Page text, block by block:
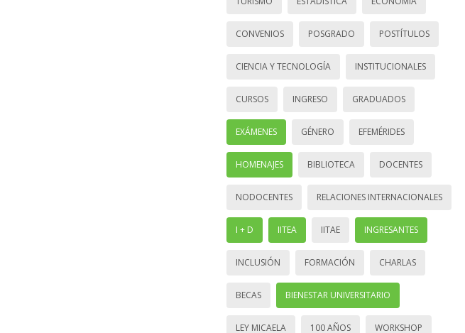
CONVENIOS POSGRADO POSTÍTULOS
CIENCIA Y TECNOLOGÍA INSTITUCIONALES
CURSOS INGRESO GRADUADOS
EXÁMENES GÉNERO EFEMÉRIDES
HOMENAJES BIBLIOTECA DOCENTES
NODOCENTES RELACIONES INTERNACIONALES
I + D IITEA IITAE INGRESANTES
INCLUSIÓN FORMACIÓN CHARLAS
BECAS BIENESTAR UNIVERSITARIO
LEY MICAELA 100 AÑOS WORKSHOP